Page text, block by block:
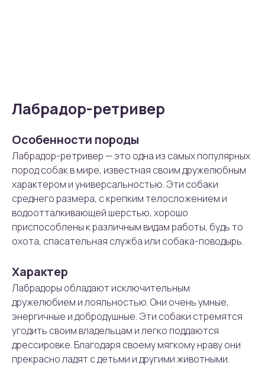
Лабрадор-ретривер
Особенности породы
Лабрадор-ретривер — это одна из самых популярных
пород собак в мире, известная своим дружелюбным
характером и универсальностью. Эти собаки
среднего размера, с крепким телосложением и
водоотталкивающей шерстью, хорошо
приспособлены к различным видам работы, будь то
охота, спасательная служба или собака-поводырь.
Характер
Лабрадоры обладают исключительным
дружелюбием и лояльностью. Они очень умные,
энергичные и добродушные. Эти собаки стремятся
угодить своим владельцам и легко поддаются
дрессировке. Благодаря своему мягкому нраву они
прекрасно ладят с детьми и другими животными.